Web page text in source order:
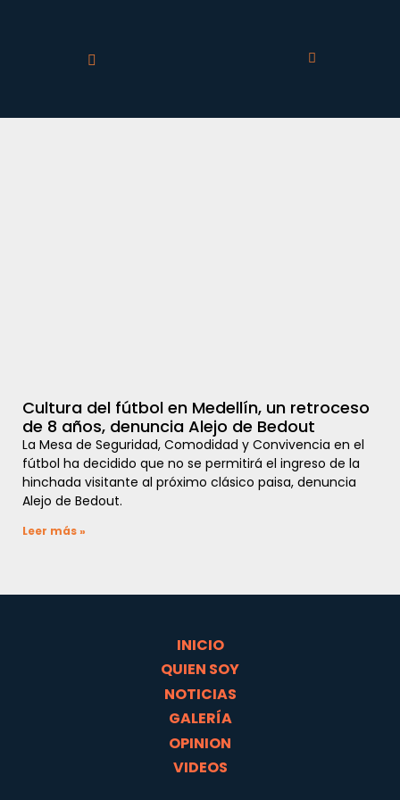
Cultura del fútbol en Medellín, un retroceso
de 8 años, denuncia Alejo de Bedout
La Mesa de Seguridad, Comodidad y Convivencia en el
fútbol ha decidido que no se permitirá el ingreso de la
hinchada visitante al próximo clásico paisa, denuncia
Alejo de Bedout.
Leer más »
INICIO
QUIEN SOY
NOTICIAS
GALERÍA
OPINION
VIDEOS